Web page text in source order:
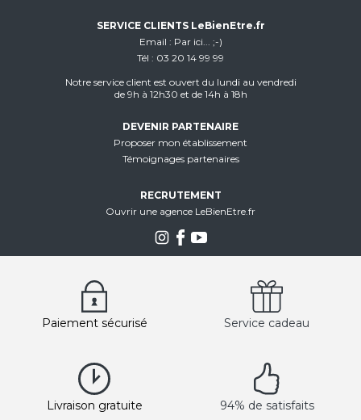
SERVICE CLIENTS LeBienEtre.fr
Email
Par ici... ;-)
Tél
03 20 14 99 99
Notre service client est ouvert du lundi au vendredi
de 9h à 12h30 et de 14h à 18h
DEVENIR PARTENAIRE
Proposer mon établissement
Témoignages partenaires
RECRUTEMENT
Ouvrir une agence LeBienEtre.fr
Paiement sécurisé Service cadeau
Livraison gratuite 94% de satisfaits